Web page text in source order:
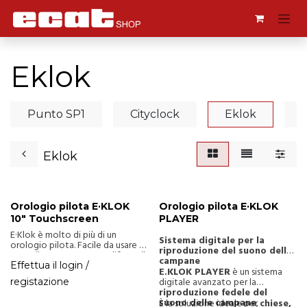
Passa al contenuto
Eklok
Punto SP1 Cityclock Eklok
Eklok
Orologio pilota E·KLOK
10" Touchscreen
E·Klok è molto di più di un
orologio pilota. Facile da usare e
versatile. Fatto per semplificare il
tuo lavoro, non troverai
assistente migliore. La nostra
cinquantennale conoscenza nel
Effettua il login /
registazione
Orologio pilota E·KLOK
PLAYER
Sistema digitale per la
riproduzione del suono delle
campane
E.KLOK PLAYERè un sistema
digitale avanzato per la
riproduzione fedele del
suono delle campane,
È la soluzione ideale perchiese,